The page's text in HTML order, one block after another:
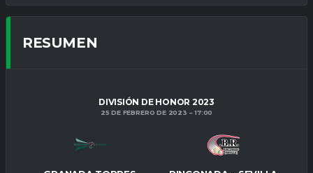
RESUMEN
DIVISIÓN DE HONOR 2023
25 DE FEBRERO DE 2023 17:00